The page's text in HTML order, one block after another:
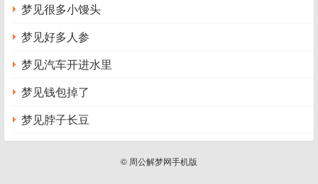
梦见很多小馒头
梦见好多人参
梦见汽车开进水里
梦见钱包掉了
梦见脖子长豆
© 周公解梦网手机版